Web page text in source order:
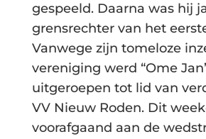
gespeeld. Daarna was hij
grensrechter van het
Vanwege zijn tomeloze
vereniging werd “Ome
uitgeroepen tot lid van
VV Nieuw Roden. Dit
voorafgaand aan de